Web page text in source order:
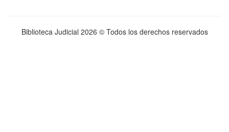
Biblioteca Judicial 2026 © Todos los derechos reservados